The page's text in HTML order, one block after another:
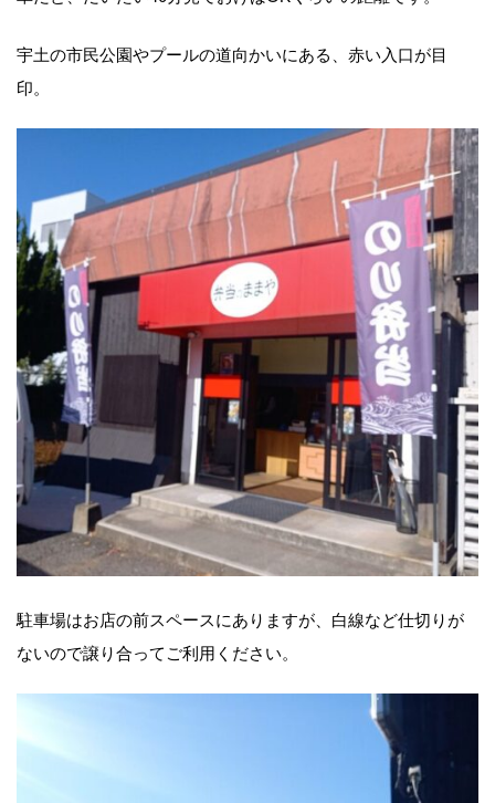
宇土の市民公園やプールの道向かいにある、赤い入口が目
印。
駐車場はお店の前スペースにありますが、白線など仕切りが
ないので譲り合ってご利用ください。